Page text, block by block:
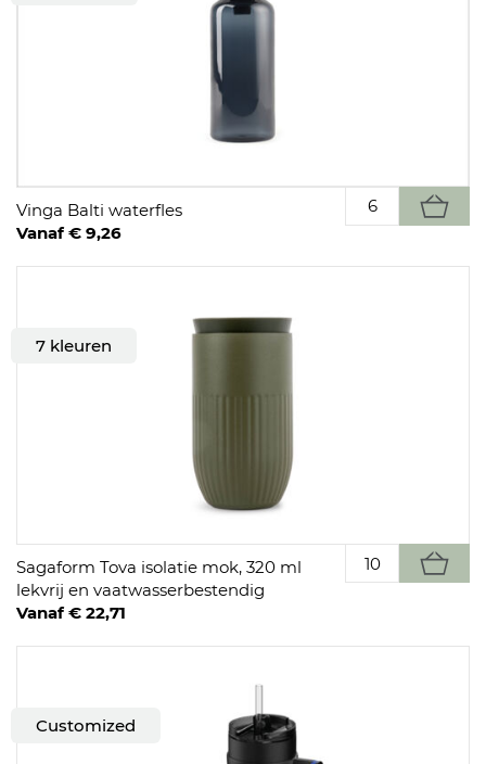
Vinga Balti waterfles
Vanaf € 9,26
7 kleuren
Sagaform Tova isolatie mok, 320 ml
lekvrij en vaatwasserbestendig
Vanaf € 22,71
Customized